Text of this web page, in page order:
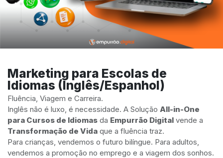
Marketing para Escolas de
Idiomas (Inglês/Espanhol)
Fluência, Viagem e Carreira.
Inglês não é luxo, é necessidade. A Solução All-in-One
para Cursos de Idiomas da Empurrão Digital vende a
Transformação de Vida que a fluência traz.
Para crianças, vendemos o futuro bilíngue. Para adultos,
vendemos a promoção no emprego e a viagem dos sonhos.